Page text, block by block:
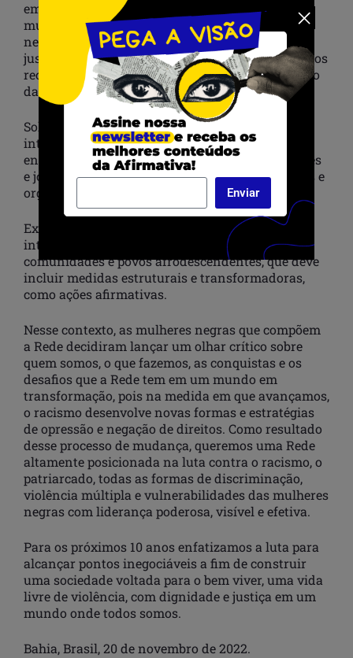
emergente a situação e as condições de vida das
mulheres negras, levando em consideração as
necessidades de cuidado e autocuidado, acesso à
justiça e igualdade de oportunidades no acesso aos
recursos econômicos e produtivos, fortalecimento
da participação política efetiva.
Solicitamos o desenvolvimento de políticas
integrais de saúde sexual e reprodutiva, com
enfoque multicultural para crianças, adolescentes
e jovens afrodescendentes, por parte dos Estados e
organismos internacionais.
Exigimos, no âmbito dos direitos humanos
internacionais, reparação histórica para
comunidades e povos afrodescendentes, que deve
incluir medidas estruturais e transformadoras,
como ações afirmativas.
Nesse contexto, as mulheres negras que compõem
a Rede decidiram lançar um olhar crítico sobre
quem somos, o que fazemos, as conquistas e os
desafios que a Rede tem em um mundo em
transformação, pois na medida em que avançamos,
o racismo desenvolve novas formas e estratégias
de opressão e negação de direitos. Como resultado
desse processo de mudança, queremos uma Rede
altamente posicionada na luta contra o racismo, o
patriarcado, todas as formas de discriminação,
violência múltipla e vulnerabilidades das mulheres
negras com liderança poderosa, visível e efetiva.
Para os próximos 10 anos enfatizamos a luta para
alcançar pontos inegociáveis a fim de construir
uma sociedade voltada para o bem viver, uma vida
livre de violência, com dignidade e justiça em um
mundo onde todos somos.
Bahia, Brasil, 20 de novembro de 2022.
Enviar